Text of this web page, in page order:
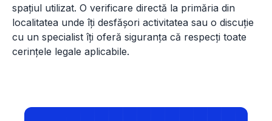
spațiul utilizat. O verificare directă la primăria din
localitatea unde îți desfășori activitatea sau o discuție
cu un specialist îți oferă siguranța că respecți toate
cerințele legale aplicabile.